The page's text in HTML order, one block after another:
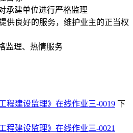
承建单位进行严格监理
供良好的服务，维护业主的正当权
监理、热情服务
程建设监理》在线作业三-0019 下
程建设监理》在线作业三-0021